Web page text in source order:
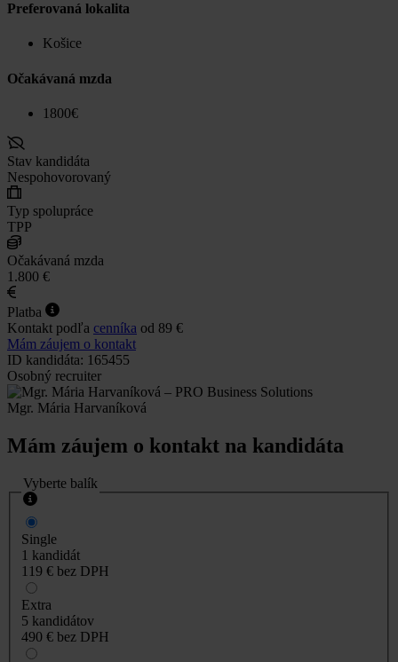
Preferovaná lokalita
Košice
Očakávaná mzda
1800€
Stav kandidáta
Nespohovorovaný
Typ spolupráce
TPP
Očakávaná mzda
1.800 €
Platba
Kontakt podľa cenníka od 89 €
Mám záujem o kontakt
ID kandidáta: 165455
Osobný recruiter
Mgr. Mária Harvaníková
Mám záujem o kontakt na kandidáta
Vyberte balík
Single
1 kandidát
119 € bez DPH
Extra
5 kandidátov
490 € bez DPH